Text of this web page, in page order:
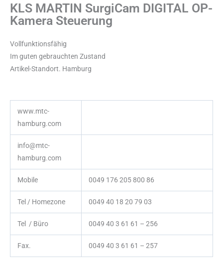
KLS MARTIN SurgiCam DIGITAL OP-
Kamera Steuerung
Vollfunktionsfähig
Im guten gebrauchten Zustand
Artikel-Standort. Hamburg
www.mtc-
hamburg.com
info@mtc-
hamburg.com
Mobile 0049 176 205 800 86
Tel / Homezone 0049 40 18 20 79 03
Tel / Büro 0049 40 3 61 61 – 256
Fax. 0049 40 3 61 61 – 257